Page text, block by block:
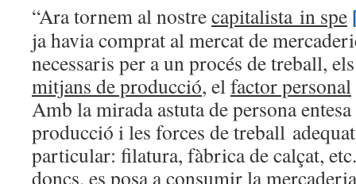
“Ara tornem al nostrecapitalistain spe
ja havia comprat al mercat de
necessaris per a un procés de treball,
mitjans de producció, elfactor personal
Amb la mirada astuta de persona
producció i les forces de treball
particular: filatura, fàbrica de calçat,
doncs, es posa a consumir la mercaderia